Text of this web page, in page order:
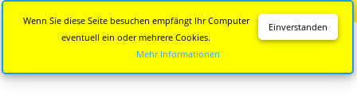
Einverstanden
Wenn Sie diese Seite besuchen empfängt Ihr Computer
eventuell ein oder mehrere Cookies.
Mehr Informationen